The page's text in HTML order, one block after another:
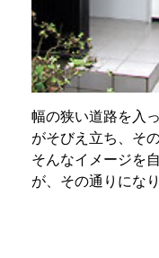
幅の狭い道路を入
がそびえ立ち、そ
そんなイメージを
が、その通りにな